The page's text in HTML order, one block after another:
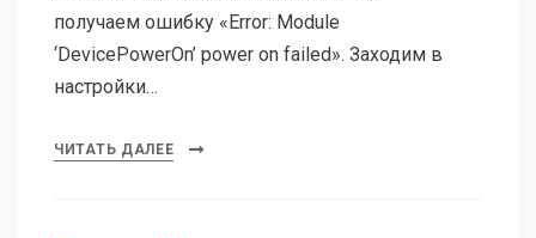
получаем ошибку «Error: Module
‘DevicePowerOn’ power on failed». Заходим в
настройки…
ЧИТАТЬ ДАЛЕЕ